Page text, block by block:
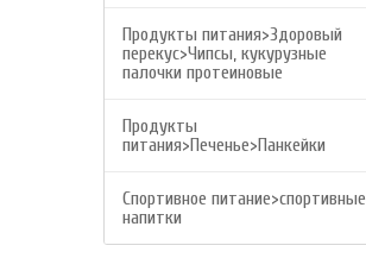
Продукты питания>Здоровый
перекус>Чипсы, кукурузные
палочки протеиновые
Продукты
питания>Печенье>Панкейки
Спортивное питание>спортивные
напитки